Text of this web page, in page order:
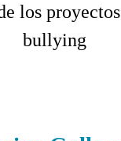
los
bullying